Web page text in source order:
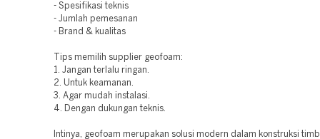
- Spesifikasi teknis
- Jumlah pemesanan
- Brand & kualitas
Tips memilih supplier geofoam:
1. Jangan terlalu ringan.
2. Untuk keamanan.
3. Agar mudah instalasi.
4. Dengan dukungan teknis.
Intinya, geofoam merupakan solusi modern dalam konstruksi